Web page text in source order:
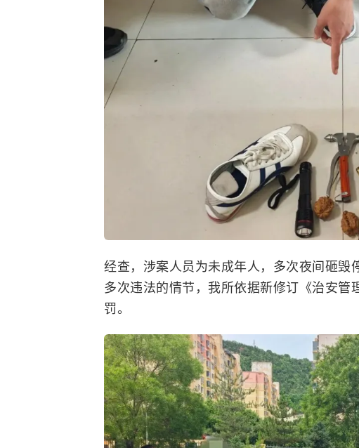
经查，涉案人员为未成年人，多次夜间砸毁
多次违法的情节，我所依据新修订《治安
罚。